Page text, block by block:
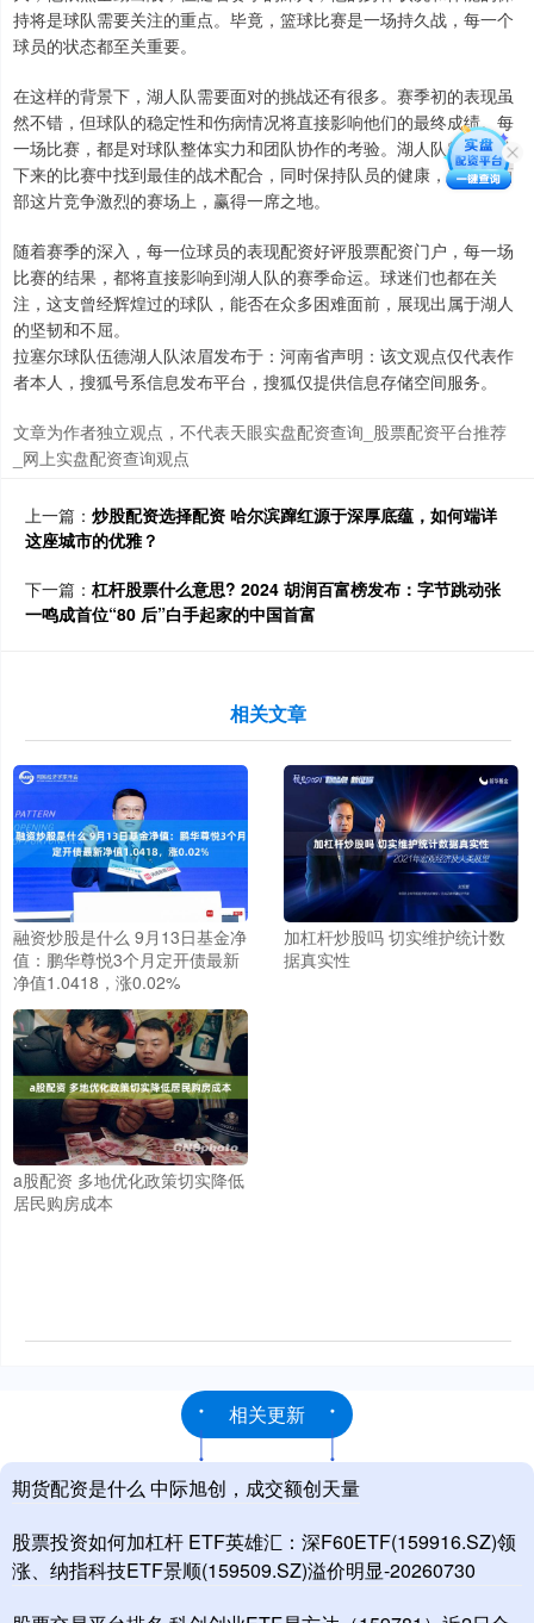
持将是球队需要关注的重点。毕竟，篮球比赛是一场持久战，每一个
球员的状态都至关重要。
在这样的背景下，湖人队需要面对的挑战还有很多。赛季初的表现虽
然不错，但球队的稳定性和伤病情况将直接影响他们的最终成绩。每
一场比赛，都是对球队整体实力和团队协作的考验。湖人队需要在接
下来的比赛中找到最佳的战术配合，同时保持队员的健康，才能在西
部这片竞争激烈的赛场上，赢得一席之地。
随着赛季的深入，每一位球员的表现配资好评股票配资门户，每一场
比赛的结果，都将直接影响到湖人队的赛季命运。球迷们也都在关
注，这支曾经辉煌过的球队，能否在众多困难面前，展现出属于湖人
的坚韧和不屈。
拉塞尔球队伍德湖人队浓眉发布于：河南省声明：该文观点仅代表作
者本人，搜狐号系信息发布平台，搜狐仅提供信息存储空间服务。
文章为作者独立观点，不代表天眼实盘配资查询_股票配资平台推荐
_网上实盘配资查询观点
上一篇： 炒股配资选择配资 哈尔滨蹿红源于深厚底蕴，如何端详
这座城市的优雅？
下一篇： 杠杆股票什么意思? 2024 胡润百富榜发布：字节跳动张
一鸣成首位“80 后”白手起家的中国首富
相关文章
融资炒股是什么 9月13日基金净
值：鹏华尊悦3个月定开债最新
净值1.0418，涨0.02%
加杠杆炒股吗 切实维护统计数
据真实性
a股配资 多地优化政策切实降低
居民购房成本
相关更新
期货配资是什么 中际旭创，成交额创天量
股票投资如何加杠杆 ETF英雄汇：深F60ETF(159916.SZ)领
涨、纳指科技ETF景顺(159509.SZ)溢价明显-20260730